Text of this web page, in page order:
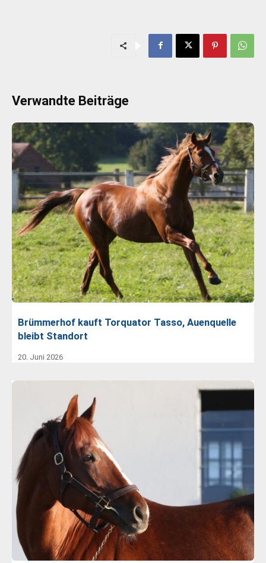
Verwandte Beiträge
Brümmerhof kauft Torquator Tasso, Auenquelle
bleibt Standort
20. Juni 2026